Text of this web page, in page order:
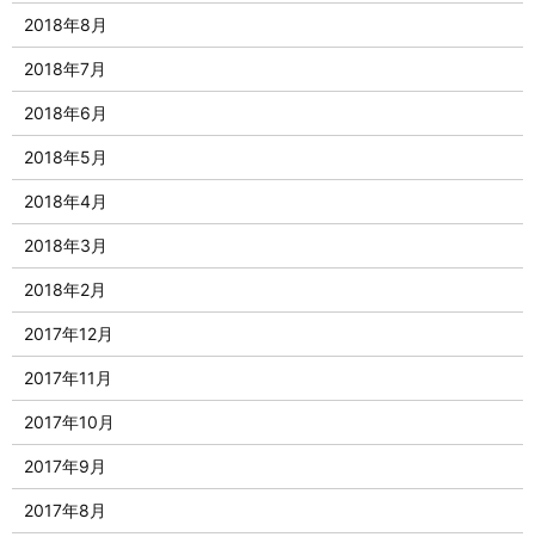
2018年8月
2018年7月
2018年6月
2018年5月
2018年4月
2018年3月
2018年2月
2017年12月
2017年11月
2017年10月
2017年9月
2017年8月